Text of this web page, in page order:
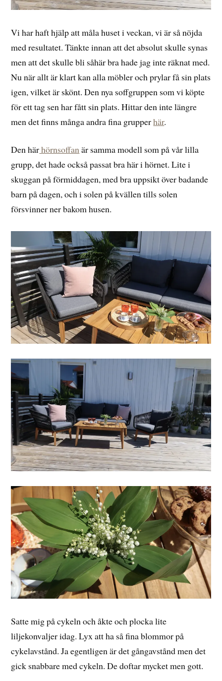
Vi har haft hjälp att måla huset i veckan, vi är så nöjda
med resultatet. Tänkte innan att det absolut skulle synas
men att det skulle bli såhär bra hade jag inte räknat med.
Nu när allt är klart kan alla möbler och prylar få sin plats
igen, vilket är skönt. Den nya soffgruppen som vi köpte
för ett tag sen har fått sin plats. Hittar den inte längre
men det finns många andra fina grupperhär.
Den härhörnsoffanär samma modell som på vår lilla
grupp, det hade också passat bra här i hörnet. Lite i
skuggan på förmiddagen, med bra uppsikt över badande
barn på dagen, och i solen på kvällen tills solen
försvinner ner bakom husen.
Satte mig på cykeln och åkte och plocka lite
liljekonvaljer idag. Lyx att ha så fina blommor på
cykelavstånd. Ja egentligen är det gångavstånd men det
gick snabbare med cykeln. De doftar mycket men gott.